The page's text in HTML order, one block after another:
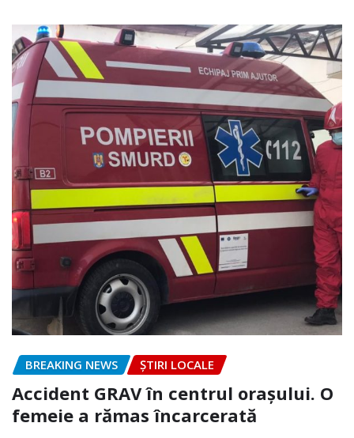
BREAKING NEWS ȘTIRI LOCALE
Accident GRAV în centrul orașului. O
femeie a rămas încarcerată